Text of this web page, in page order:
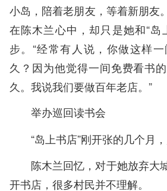
小岛，陪着老朋友，等着新朋友
在陈木兰心中，却只是她和“岛
步。“经常有人说，你做这样
久？因为他觉得一间免费看书
久。我说我们要做百年老店。”
举办巡回读书会
“岛上书店”刚开张的几个月
陈木兰回忆，对于她放弃大
开书店，很多村民并不理解。